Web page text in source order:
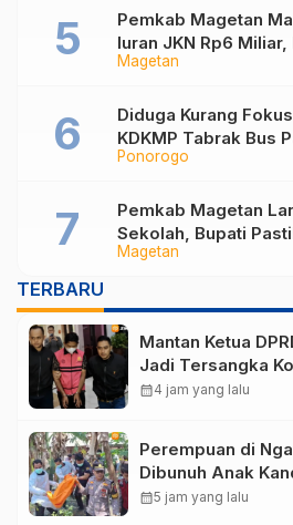
Magetan
Pemkab Magetan
Iuran JKN Rp6
Berlaku Surut dan
Ponorogo
Diduga Kurang
KDKMP Tabrak Bus
Sukorejo Ponorogo
Magetan
Pemkab Magetan
Sekolah, Bupati
Segera Dibuka untuk
TERBARU
Mantan Ketua
Jadi Tersangka
Perumahan
calendar_month4 jam yang lalu
Perempuan di
Dibunuh Anak
mengalami
calendar_month5 jam yang lalu